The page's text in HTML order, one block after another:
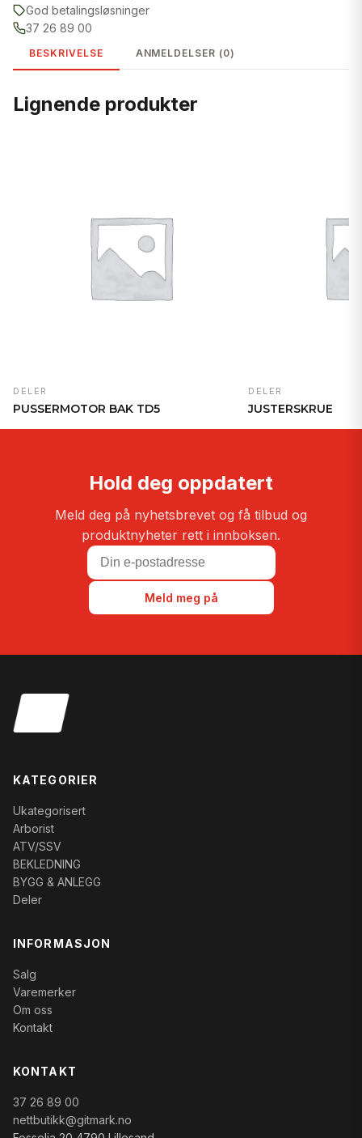
God betalingsløsninger
37 26 89 00
BESKRIVELSE ANMELDELSER (0)
Lignende produkter
DELER
PUSSERMOTOR BAK TD5
DELER
JUSTERSKRUE
Hold deg oppdatert
Meld deg på nyhetsbrevet og få tilbud og
produktnyheter rett i innboksen.
Meld meg på
KATEGORIER
Ukategorisert
Arborist
ATV/SSV
BEKLEDNING
BYGG & ANLEGG
Deler
INFORMASJON
Salg
Varemerker
Om oss
Kontakt
KONTAKT
37 26 89 00
nettbutikk@gitmark.no